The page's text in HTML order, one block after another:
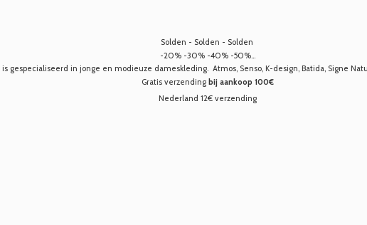
Solden - Solden - Solden
-20% -30% -40% -50%...
is gespecialiseerd in jonge en modieuze dameskleding. Atmos, Senso, K-design, Batida, Signe
Gratis verzending bij aankoop 100€
Nederland 12€ verzending